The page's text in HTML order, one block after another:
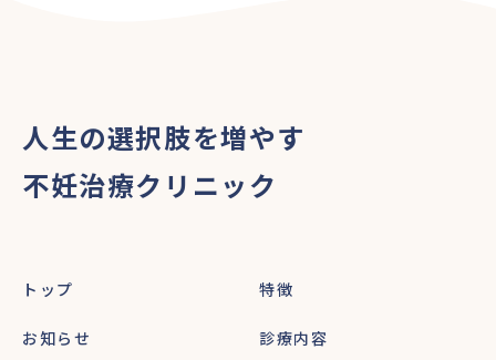
人生の選択肢を増やす
不妊治療クリニック
トップ 特徴
お知らせ 診療内容